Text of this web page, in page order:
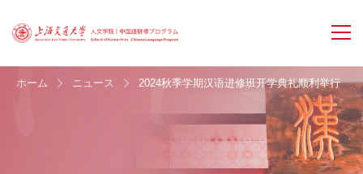
ホーム ニュース 2024秋季学期汉语进修班开学典礼顺利举行